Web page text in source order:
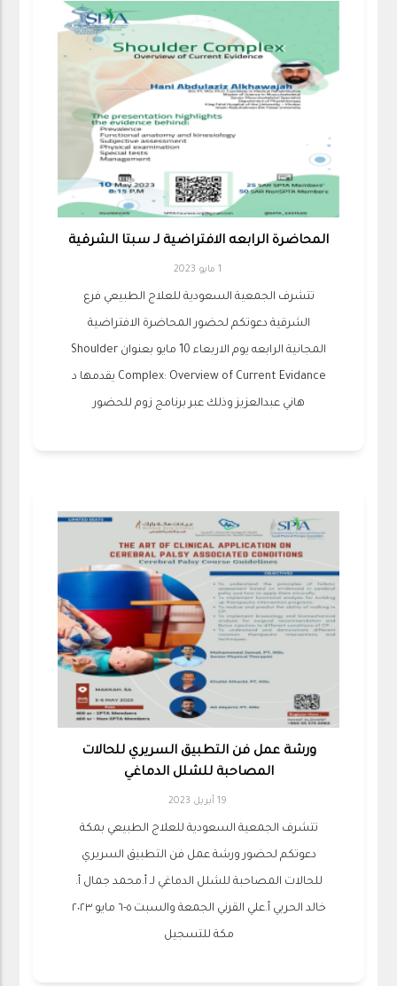
المحاضرة الرابعه الافتراضية لـ سبتا الشرقية
1 مايو 2023
تتشرف الجمعية السعودية للعلاج الطبيعي فرع
الشرقية دعوتكم لحضور المحاضرة الافتراضية
المجانية الرابعه يوم الاربعاء 10 مايو بعنوان Shoulder
Complex: Overview of Current Evidance يقدمها د
هاني عبدالعزيز وذلك عبر برنامج زوم للحضور
ورشة عمل فن التطبيق السريري للحالات
المصاحبة للشلل الدماغي
19 أبريل 2023
تتشرف الجمعية السعودية للعلاج الطبيعي بمكة
دعوتكم لحضور ورشة عمل فن التطبيق السريري
للحالات المصاحبة للشلل الدماغي لـ أ.محمد جمال أ.
خالد الحربي أ.علي القرني الجمعة والسبت ٥-٦ مايو ٢٠٢٣
مكة للتسجيل